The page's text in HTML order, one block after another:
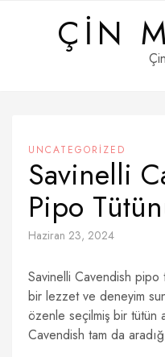
ÇIN
UNCATEGORIZED
Savinelli
Pipo
Haziran 23, 2024
Savinelli Cavendish
bir lezzet ve deneyim
özenle seçilmiş bir tütün
Cavendish tam da